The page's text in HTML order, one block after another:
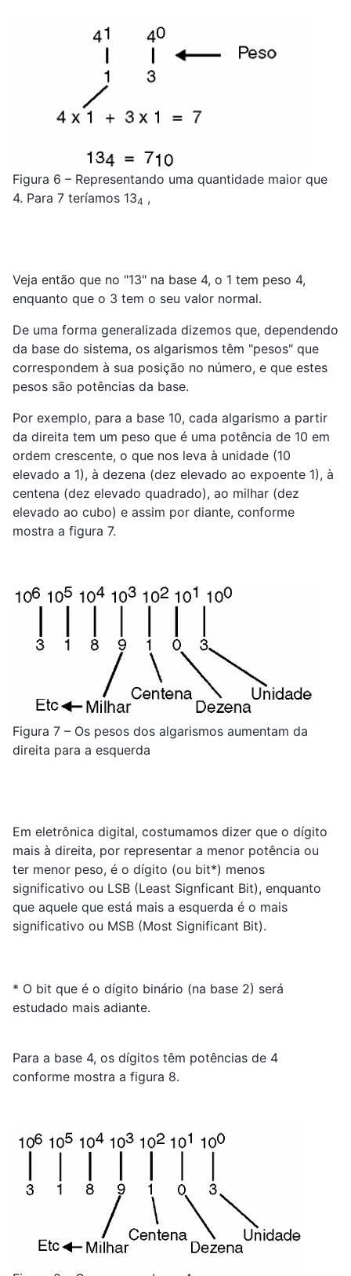
Figura 6 – Representando uma quantidade maior que
4. Para 7 teríamos 134 ,
Veja então que no "13" na base 4, o 1 tem peso 4,
enquanto que o 3 tem o seu valor normal.
De uma forma generalizada dizemos que, dependendo
da base do sistema, os algarismos têm "pesos" que
correspondem à sua posição no número, e que estes
pesos são potências da base.
Por exemplo, para a base 10, cada algarismo a partir
da direita tem um peso que é uma potência de 10 em
ordem crescente, o que nos leva à unidade (10
elevado a 1), à dezena (dez elevado ao expoente 1), à
centena (dez elevado quadrado), ao milhar (dez
elevado ao cubo) e assim por diante, conforme
mostra a figura 7.
Figura 7 – Os pesos dos algarismos aumentam da
direita para a esquerda
Em eletrônica digital, costumamos dizer que o dígito
mais à direita, por representar a menor potência ou
ter menor peso, é o dígito (ou bit*) menos
significativo ou LSB (Least Signficant Bit), enquanto
que aquele que está mais a esquerda é o mais
significativo ou MSB (Most Significant Bit).
* O bit que é o dígito binário (na base 2) será
estudado mais adiante.
Para a base 4, os dígitos têm potências de 4
conforme mostra a figura 8.